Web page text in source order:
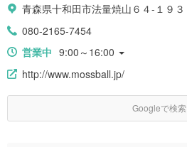
青森県十和田市法量焼山６４-１９３
080-2165-7454
営業中 9:00～16:00
http://www.mossball.jp/
Googleで検索